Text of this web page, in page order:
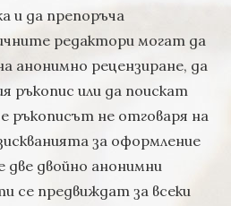
и да препоръча
редактори могат да
анонимно рецензиране, да
ръкопис или да поискат
ръкописът не отговаря на
за оформление
две двойно анонимни
се предвиждат за всеки